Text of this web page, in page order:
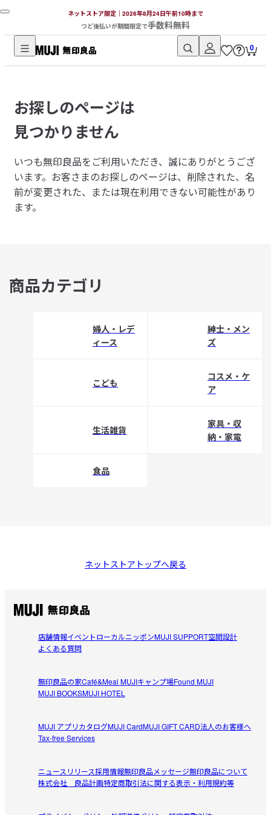
ネットストア限定｜2026年8月24日午前10時まで
つど後払いが期間限定で手数料無料
無
品
ネ
ッ
ト
ス
ト
ア
0
お探しのページは
見つかりません
いつも無印良品をご利用いただき、誠にありがとうござ
います。 お客さまのお探しのページは、削除された、名
前が変更された、または現在利用できない可能性があり
ます。
商品カテゴリ
婦人・レデ
ィース
紳士・メン
ズ
こども
コスメ・ケ
ア
生活雑貨
家具・収
納・家電
食品
ネットストアトップへ戻る
店舗情報イベントローカルニッポンMUJI SUPPORT空間設計
よくある質問
無印良品の家Café&Meal MUJIキャンプ場Found MUJI
MUJI BOOKSMUJI HOTEL
MUJI アプリカタログMUJI CardMUJI GIFT CARD法人のお客様へ
Tax-free Services
ニュースリリース採用情報無印良品メッセージ無印良品について
株式会社 良品計画特定商取引法に関する表示・利用規約等